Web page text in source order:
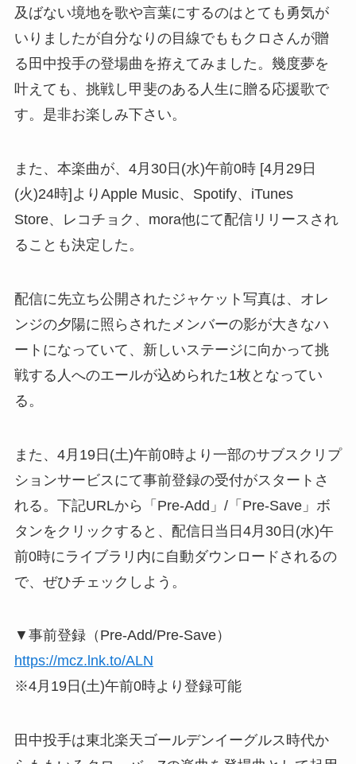
及ばない境地を歌や言葉にするのはとても勇気が
いりましたが自分なりの目線でももクロさんが贈
る田中投手の登場曲を拵えてみました。幾度夢を
叶えても、挑戦し甲斐のある人生に贈る応援歌で
す。是非お楽しみ下さい。
また、本楽曲が、4月30日(水)午前0時 [4月29日
(火)24時]よりApple Music、Spotify、iTunes
Store、レコチョク、mora他にて配信リリースされ
ることも決定した。
配信に先立ち公開されたジャケット写真は、オレ
ンジの夕陽に照らされたメンバーの影が大きなハ
ートになっていて、新しいステージに向かって挑
戦する人へのエールが込められた1枚となってい
る。
また、4月19日(土)午前0時より一部のサブスクリプ
ションサービスにて事前登録の受付がスタートさ
れる。下記URLから「Pre-Add」/「Pre-Save」ボ
タンをクリックすると、配信日当日4月30日(水)午
前0時にライブラリ内に自動ダウンロードされるの
で、ぜひチェックしよう。
▼事前登録（Pre-Add/Pre-Save）
https://mcz.lnk.to/ALN
※4月19日(土)午前0時より登録可能
田中投手は東北楽天ゴールデンイーグルス時代か